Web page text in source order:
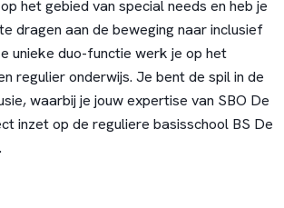
het gebied van special needs en heb je
dragen aan de beweging naar inclusief
unieke duo-functie werk je op het
regulier onderwijs. Je bent de spil in de
waarbij je jouw expertise van SBO De
inzet op de reguliere basisschool BS De